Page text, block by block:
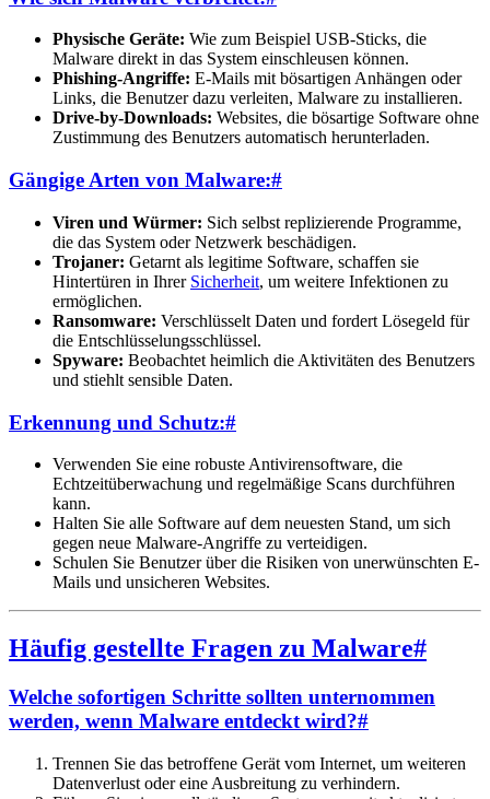
Physische Geräte: Wie zum Beispiel USB-Sticks, die
Malware direkt in das System einschleusen können.
Phishing-Angriffe: E-Mails mit bösartigen Anhängen oder
Links, die Benutzer dazu verleiten, Malware zu installieren.
Drive-by-Downloads: Websites, die bösartige Software ohne
Zustimmung des Benutzers automatisch herunterladen.
Gängige Arten von Malware:#
Viren und Würmer: Sich selbst replizierende Programme,
die das System oder Netzwerk beschädigen.
Trojaner: Getarnt als legitime Software, schaffen sie
Hintertüren in Ihrer Sicherheit, um weitere Infektionen zu
ermöglichen.
Ransomware: Verschlüsselt Daten und fordert Lösegeld für
die Entschlüsselungsschlüssel.
Spyware: Beobachtet heimlich die Aktivitäten des Benutzers
und stiehlt sensible Daten.
Erkennung und Schutz:#
Verwenden Sie eine robuste Antivirensoftware, die
Echtzeitüberwachung und regelmäßige Scans durchführen
kann.
Halten Sie alle Software auf dem neuesten Stand, um sich
gegen neue Malware-Angriffe zu verteidigen.
Schulen Sie Benutzer über die Risiken von unerwünschten E-
Mails und unsicheren Websites.
Häufig gestellte Fragen zu Malware#
Welche sofortigen Schritte sollten unternommen
werden, wenn Malware entdeckt wird?#
Trennen Sie das betroffene Gerät vom Internet, um weiteren
Datenverlust oder eine Ausbreitung zu verhindern.